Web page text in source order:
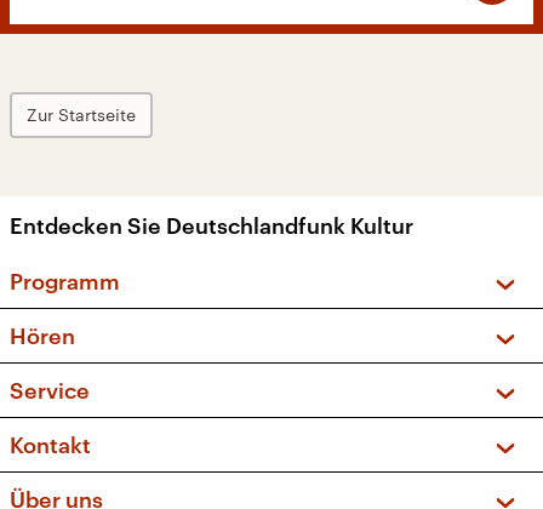
Zur Startseite
Entdecken Sie Deutschlandfunk Kultur
Programm
Sendungen und Podcasts
Musikliste
Kakadu – Das Kinderprogramm
Hören
Frequenzen (UKW + DAB+)
Service
FAQ
Apps
Kontakt
Über uns